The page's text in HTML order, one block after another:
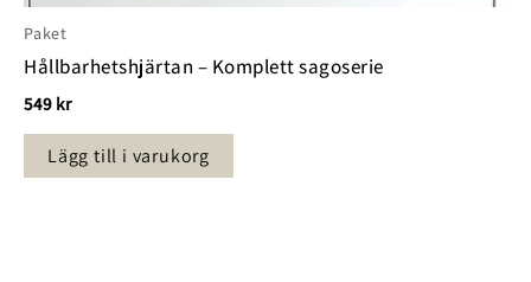
Paket
Hållbarhetshjärtan – Komplett sagoserie
549 kr
Lägg till i varukorg